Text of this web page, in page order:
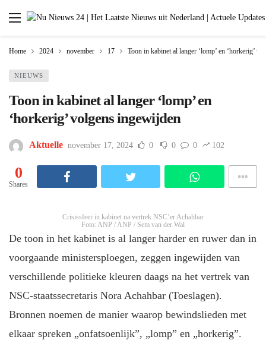
Home 2024 november 17 Toon in kabinet al langer ‘lomp’ en ‘horkerig’
NIEUWS
Toon in kabinet al langer ‘lomp’ en
‘horkerig’ volgens ingewijden
Aktuelle november 17, 2024 0 0 0 102
0
Shares
Crisissfeer in kabinet na vertrek NSC’er Achahbar
Foto: ANP / ANP / Sem van der Wal
De toon in het kabinet is al langer harder en ruwer dan in
voorgaande ministersploegen, zeggen ingewijden van
verschillende politieke kleuren daags na het vertrek van
NSC-staatssecretaris Nora Achahbar (Toeslagen).
Bronnen noemen de manier waarop bewindslieden met
elkaar spreken „onfatsoenlijk”, „lomp” en „horkerig”.